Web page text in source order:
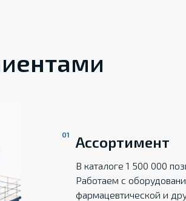
Ассортимент
В каталоге 1 500 000
Работаем с
фармацевтической и